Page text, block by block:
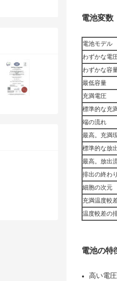
電池変数
電池モデル
わずかな電
わずかな容
最低容量
充満電圧
標準的な充
端の流れ
最高。充満
標準的な放
最高。放出
排出の終わ
細胞の次元
充満温度較
温度較差の
電池の特
高い電